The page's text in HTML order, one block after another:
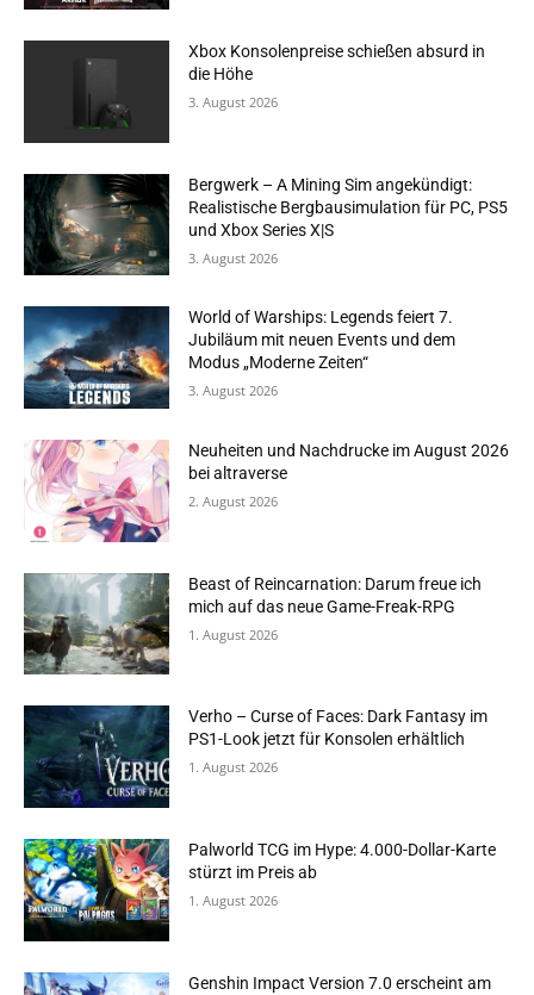
Xbox Konsolenpreise schießen absurd in
die Höhe
3. August 2026
Bergwerk – A Mining Sim angekündigt:
Realistische Bergbausimulation für PC, PS5
und Xbox Series X|S
3. August 2026
World of Warships: Legends feiert 7.
Jubiläum mit neuen Events und dem
Modus „Moderne Zeiten“
3. August 2026
Neuheiten und Nachdrucke im August 2026
bei altraverse
2. August 2026
Beast of Reincarnation: Darum freue ich
mich auf das neue Game-Freak-RPG
1. August 2026
Verho – Curse of Faces: Dark Fantasy im
PS1-Look jetzt für Konsolen erhältlich
1. August 2026
Palworld TCG im Hype: 4.000-Dollar-Karte
stürzt im Preis ab
1. August 2026
Genshin Impact Version 7.0 erscheint am